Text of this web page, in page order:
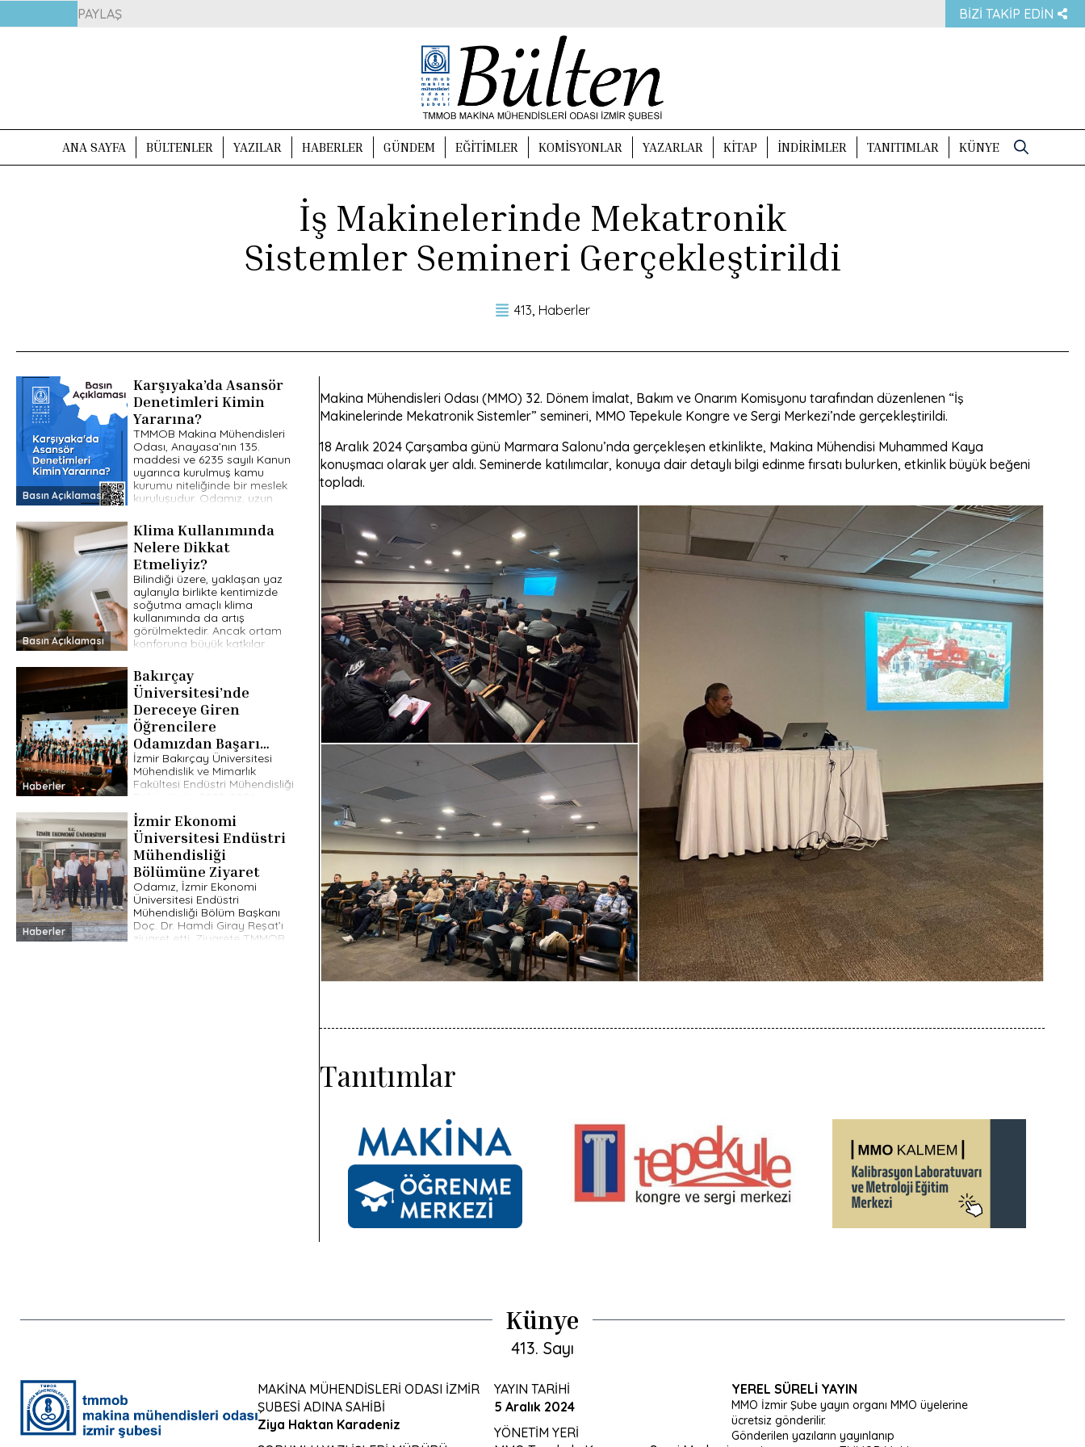
PAYLAŞ BIZI TAKIP EDIN
ANA SAYFA BÜLTENLER YAZILAR HABERLER GÜNDEM EĞITIMLER KOMISYONLAR YAZARLAR KITAP İNDIRIMLER TANITIMLAR
KÜNYE
Search
İş Makinelerinde Mekatronik
Sistemler Semineri Gerçekleştirildi
413 Haberler
Basın Açıklaması
Karşıyaka’da Asansör
Denetimleri Kimin
Yararına?
TMMOB Makina Mühendisleri
Odası, Anayasa’nın 135.
maddesi ve 6235 sayılı Kanun
uyarınca kurulmuş kamu
kurumu niteliğinde bir meslek
kuruluşudur. Odamız, uzun
[…]
Basın Açıklaması
Klima Kullanımında
Nelere Dikkat
Etmeliyiz?
Bilindiği üzere, yaklaşan yaz
aylarıyla birlikte kentimizde
soğutma amaçlı klima
kullanımında da artış
görülmektedir. Ancak ortam
konforuna büyük katkılar
kullanım halinde ekolojik […]
Haberler
Bakırçay
Üniversitesi’nde
Dereceye Giren
Öğrencilere
Odamızdan Başarı
Ödülü
İzmir Bakırçay Üniversitesi
Mühendislik ve Mimarlık
Fakültesi Endüstri Mühendisliği
Akademik Öğretim Yılı
mezuniyet töreninde
dereceye giren öğrenciler,
Odamız tarafından başarı
hediyeleriyle ödüllendirildi.
Gerçekleştirilen […]
Haberler
İzmir Ekonomi
Üniversitesi Endüstri
Mühendisliği
Bölümüne Ziyaret
Odamız, İzmir Ekonomi
Üniversitesi Endüstri
Mühendisliği Bölüm Başkanı
Doç. Dr. Hamdi Giray Reşat’ı
ziyaret etti. Ziyarete TMMOB
Makina Mühendisleri Odası (MMO) 32. Dönem İmalat, Bakım ve Onarım Komisyonu tarafından düzenlenen “İş
Makinelerinde Mekatronik Sistemler” semineri, MMO Tepekule Kongre ve Sergi Merkezi’nde gerçekleştirildi.
18 Aralık 2024 Çarşamba günü Marmara Salonu’nda gerçekleşen etkinlikte, Makina Mühendisi Muhammed Kaya
konuşmacı olarak yer aldı. Seminerde katılımcılar, konuya dair detaylı bilgi edinme fırsatı bulurken, etkinlik büyük beğeni
topladı.
Tanıtımlar
Künye
413. Sayı
MAKİNA MÜHENDİSLERİ ODASI İZMİR
ŞUBESİ ADINA SAHİBİ
Ziya Haktan Karadeniz
YAYIN TARİHİ
5 Aralık 2024
YÖNETİM YERİ
YEREL SÜRELI YAYIN
MMO İzmir Şube yayın organı MMO üyelerine
ücretsiz gönderilir.
Gönderilen yazıların yayınlanıp